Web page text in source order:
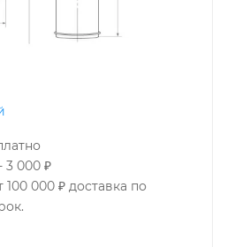
3 000 ₽
000 ₽ доставка по